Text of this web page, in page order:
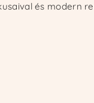
és modern